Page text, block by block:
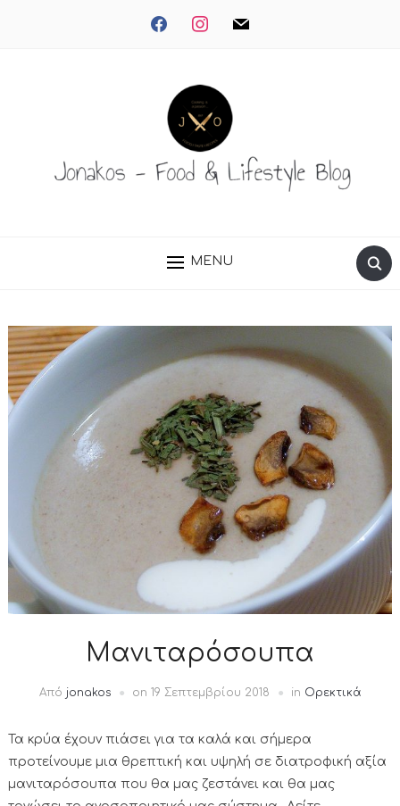
facebookinstagrammail
MENU
Μανιταρόσουπα
Από jonakos on 19 Σεπτεμβρίου 2018 in Ορεκτικά
Τα κρύα έχουν πιάσει για τα καλά και σήμερα
προτείνουμε μια θρεπτική και υψηλή σε διατροφική αξία
μανιταρόσουπα που θα μας ζεστάνει και θα μας